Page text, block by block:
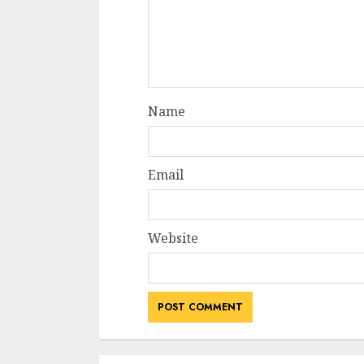
Name
Email
Website